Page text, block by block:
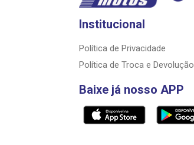
Institucional
Política de Privacidade
Política de Troca e Devolução
Baixe já nosso APP